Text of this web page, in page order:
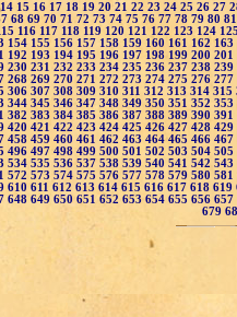
14 15 16 17 18 19 20 21 22 23 24 25 26 27
68 69 70 71 72 73 74 75 76 77 78 79 80
116 117 118 119 120 121 122 123 124
154 155 156 157 158 159 160 161 162 163
192 193 194 195 196 197 198 199 200 201
230 231 232 233 234 235 236 237 238 239
268 269 270 271 272 273 274 275 276 277
306 307 308 309 310 311 312 313 314 315
344 345 346 347 348 349 350 351 352 353
382 383 384 385 386 387 388 389 390 391
420 421 422 423 424 425 426 427 428 429
458 459 460 461 462 463 464 465 466 467
496 497 498 499 500 501 502 503 504 505
534 535 536 537 538 539 540 541 542 543
572 573 574 575 576 577 578 579 580 581
610 611 612 613 614 615 616 617 618 619
648 649 650 651 652 653 654 655 656 657
679